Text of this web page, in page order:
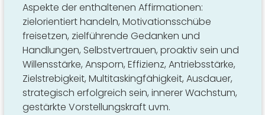
Aspekte der enthaltenen Affirmationen:
zielorientiert handeln, Motivationsschübe
freisetzen, zielführende Gedanken und
Handlungen, Selbstvertrauen, proaktiv sein und
Willensstärke, Ansporn, Effizienz, Antriebsstärke,
Zielstrebigkeit, Multitaskingfähigkeit, Ausdauer,
strategisch erfolgreich sein, innerer Wachstum,
gestärkte Vorstellungskraft uvm.